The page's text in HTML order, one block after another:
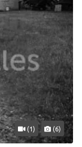
(1) (6)